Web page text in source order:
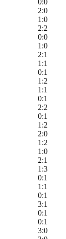
0:0
2:0
1:0
2:2
0:0
1:0
2:1
1:1
0:1
1:2
1:1
0:1
2:2
0:1
1:2
2:0
1:2
1:0
2:1
1:3
0:1
1:1
0:1
3:1
0:1
0:1
3:0